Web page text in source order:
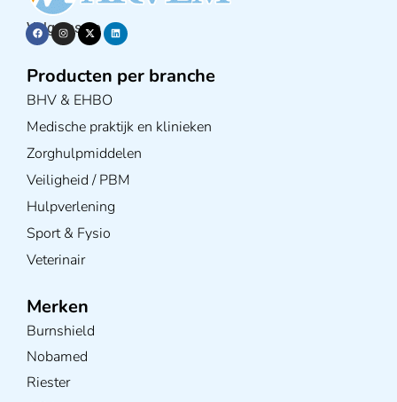
Volg ons op
Producten per branche
BHV & EHBO
Medische praktijk en klinieken
Zorghulpmiddelen
Veiligheid / PBM
Hulpverlening
Sport & Fysio
Veterinair
Merken
Burnshield
Nobamed
Riester